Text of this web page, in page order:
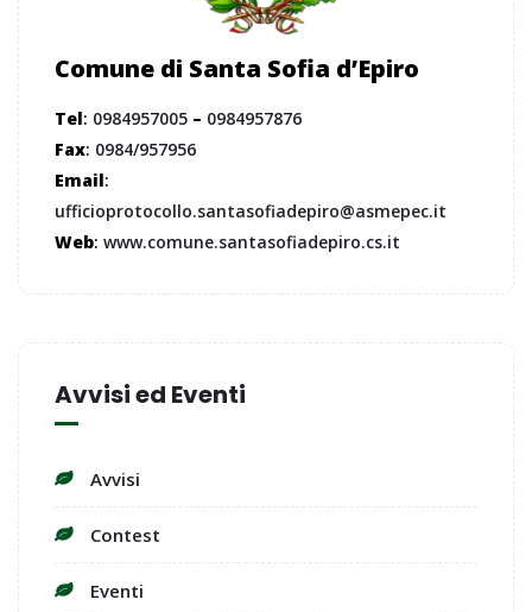
Comune di Santa Sofia d’Epiro
Tel: 0984957005 – 0984957876
Fax: 0984/957956
Email:
ufficioprotocollo.santasofiadepiro@asmepec.it
Web: www.comune.santasofiadepiro.cs.it
Avvisi ed Eventi
Avvisi
Contest
Eventi